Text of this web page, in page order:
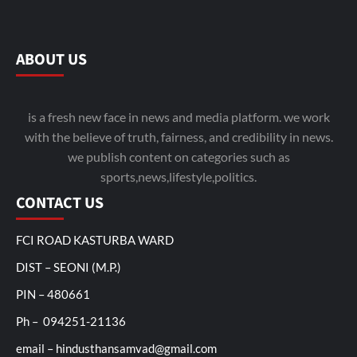
ABOUT US
is a fresh new face in news and media platform. we work
with the believe of truth, fairness, and credibility in news.
we publish content on categories such as
sports,news,lifestyle,politics.
CONTACT US
FCI ROAD KASTURBA WARD
DIST – SEONI (M.P.)
PIN – 480661
Ph – 094251-21136
email – hindusthansamvad@gmail.com